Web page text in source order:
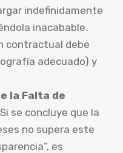
indefinidamente
inacabable.
contractual debe
adecuado) y
la Falta de
Si se concluye que la
no supera este
es